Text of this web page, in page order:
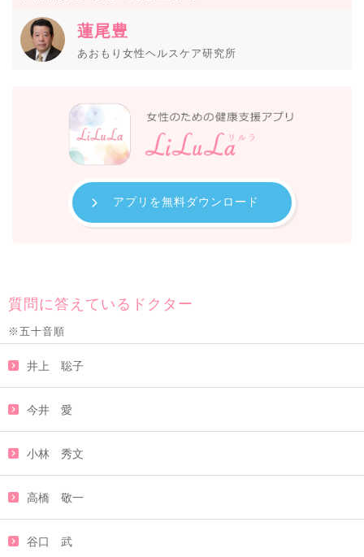
蓮尾豊
あおもり女性ヘルスケア研究所
アプリを無料ダウンロード
質問に答えているドクター
※五十音順
井上 聡子
今井 愛
小林 秀文
高橋 敬一
谷口 武